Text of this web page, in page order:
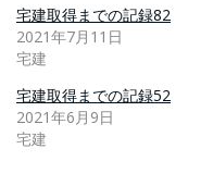
宅建取得までの記録82
2021年7月11日
宅建
宅建取得までの記録52
2021年6月9日
宅建